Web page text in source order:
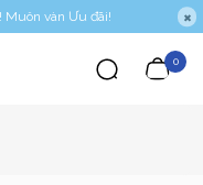
vàn Ưu đãi!
0